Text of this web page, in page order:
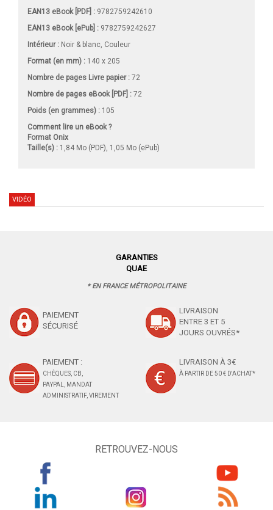
EAN13 eBook [PDF] : 9782759242610
EAN13 eBook [ePub] : 9782759242627
Intérieur : Noir & blanc, Couleur
Format (en mm) : 140 x 205
Nombre de pages Livre papier: 72
Nombre de pages eBook [PDF] : 72
Poids (en grammes) : 105
Comment lire un eBook ?
Format Onix
Taille(s) : 1,84 Mo (PDF), 1,05 Mo (ePub)
VIDÉO
GARANTIES
QUAE
* EN FRANCE MÉTROPOLITAINE
PAIEMENT
SÉCURISÉ
LIVRAISON
ENTRE 3 ET 5
JOURS OUVRÉS*
PAIEMENT :
CHÈQUES, CB,
PAYPAL, MANDAT
ADMINISTRATIF, VIREMENT
LIVRAISON À 3€
À PARTIR DE 50 € D'ACHAT*
RETROUVEZ-NOUS